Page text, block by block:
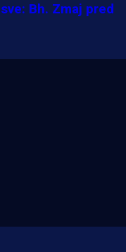
Bh. Zmaj pred